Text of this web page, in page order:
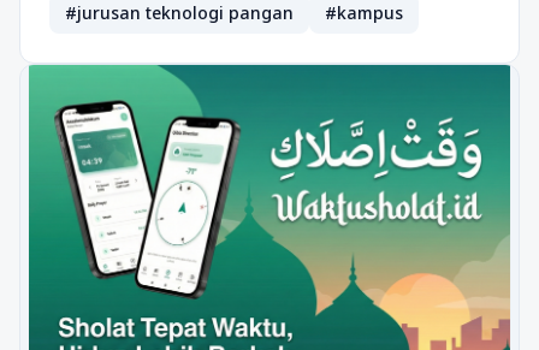
#jurusan teknologi pangan
#kampus